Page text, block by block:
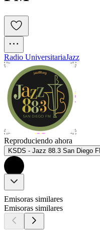
Radio UniversitariaJazz
Reproduciendo ahora
KSDS - Jazz 88.3 San Diego
Emisoras similares
Emisoras similares